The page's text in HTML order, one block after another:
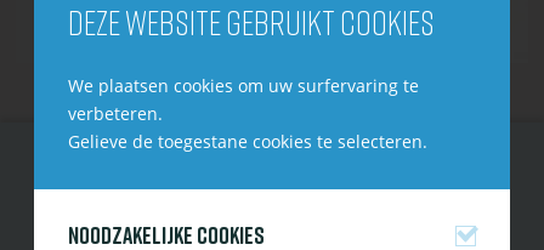
Deze website gebruikt cookies
We plaatsen cookies om uw surfervaring te
verbeteren.
Gelieve de toegestane cookies te selecteren.
Noodzakelijke cookies